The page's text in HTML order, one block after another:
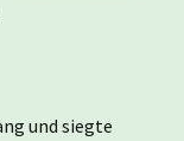
und siegte